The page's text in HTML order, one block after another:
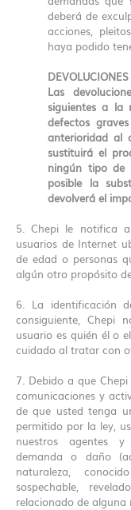
deberá de
acciones,
haya podido
DEVOLUCIONES
Las
siguientes a la
defectos
anterioridad al
sustituirá el
ningún tipo de
posible la
devolverá el
5. Chepi le notifica
usuarios de Internet
de edad o personas
algún otro propósito
6. La identificación
consiguiente, Chepi
usuario es quién él o
cuidado al tratar con
7. Debido a que
comunicaciones y
de que usted tenga
permitido por la ley,
nuestros agentes y
demanda o daño
naturaleza,
sospechable,
relacionado de